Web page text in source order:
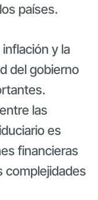
países.
y la
del gobierno
las
es
financieras
complejidades